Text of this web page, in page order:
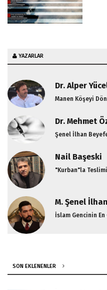
YAZARLAR
Dr. Alper
Manen Köşeyi
Dr. Mehmet
Şenel İlhan
Nail Başeski
"Kurban"la
M. Şenel İlhan
İslam Gencinin
SON EKLENENLER